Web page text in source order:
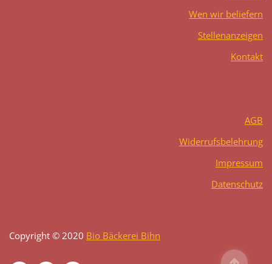
Wen wir beliefern
Stellenanzeigen
Kontakt
AGB
Widerrufsbelehrung
Impressum
Datenschutz
Copyright © 2020 Bio Bäckerei Bihn